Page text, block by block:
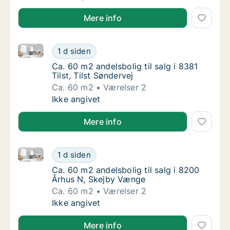
Mere info
Ca. 60 m2 andelsbolig til salg i 8381 Tilst,
1 d siden
Ca. 60 m2 andelsbolig til salg i 8381 Tilst, Tilst
Ca. 60 m2 andelsbolig til salg i 8381 Tilst,
Ca. 60 m2 andelsbolig til salg i 8381
Tilst, Tilst Søndervej
Ca. 60 m2
Værelser 2
Ca. 60 m2 andelsbolig til salg i 8381 Tilst,
Ikke angivet
Mere info
Ca. 60 m2 andelsbolig til salg i 8200 Århus
1 d siden
Ca. 60 m2 andelsbolig til salg i 8200 Århus N,
Ca. 60 m2 andelsbolig til salg i 8200 Århus
Ca. 60 m2 andelsbolig til salg i 8200
Århus N, Skejby Vænge
Ca. 60 m2
Værelser 2
Ca. 60 m2 andelsbolig til salg i 8200 Århus
Ikke angivet
Mere info